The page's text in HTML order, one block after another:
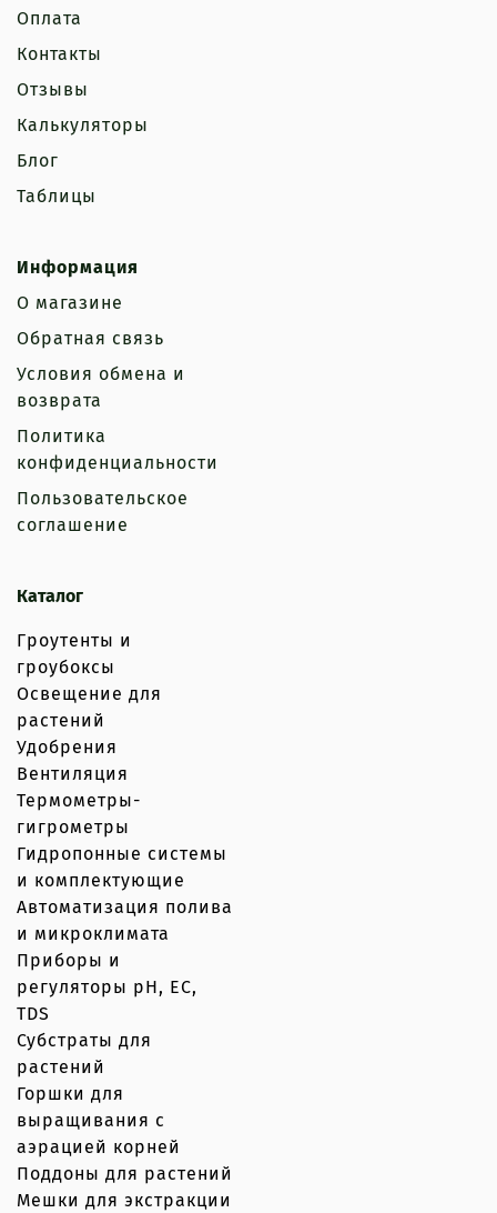
Оплата
Контакты
Отзывы
Калькуляторы
Блог
Таблицы
Информация
О магазине
Обратная связь
Условия обмена и
возврата
Политика
конфиденциальности
Пользовательское
соглашение
Каталог
Гроутенты и
гроубоксы
Освещение для
растений
Удобрения
Вентиляция
Термометры-
гигрометры
Гидропонные системы
и комплектующие
Автоматизация полива
и микроклимата
Приборы и
регуляторы рН, EC,
TDS
Субстраты для
растений
Горшки для
выращивания с
аэрацией корней
Поддоны для растений
Мешки для экстракции